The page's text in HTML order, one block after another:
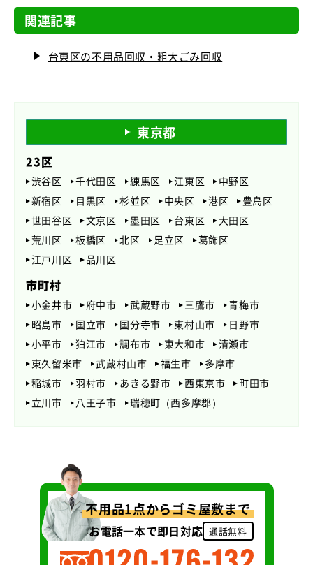
関連記事
台東区の不用品回収・粗大ごみ回収
東京都
23区
渋谷区 千代田区 練馬区 江東区
中野区
新宿区
目黒区 杉並区 中央区 港区
豊島区
世田谷区
文京区 墨田区 台東区
大田区
荒川区
板橋区 北区 足立区
葛飾区
江戸川区
品川区
市町村
小金井市 府中市 武蔵野市 三鷹市
青梅市
昭島市
国立市 国分寺市 東村山市
日野市
小平市
狛江市 調布市 東大和市
清瀬市
東久留米市
武蔵村山市 福生市
多摩市
稲城市
羽村市 あきる野市 西東京市
町田市
立川市
八王子市 瑞穂町（西多摩郡）
不用品1点からゴミ屋敷まで
お電話一本で即日対応 通話無料